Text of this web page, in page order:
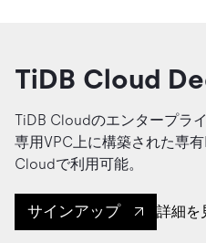
TiDB Cloud
TiDB Cloudのエンタープライ
専用VPC上に構築された専
Cloudで利用可能。
サインアップ 詳細を